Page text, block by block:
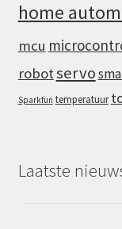
home
mcu
robotservo
Sparkfun temperatuur
Laatste